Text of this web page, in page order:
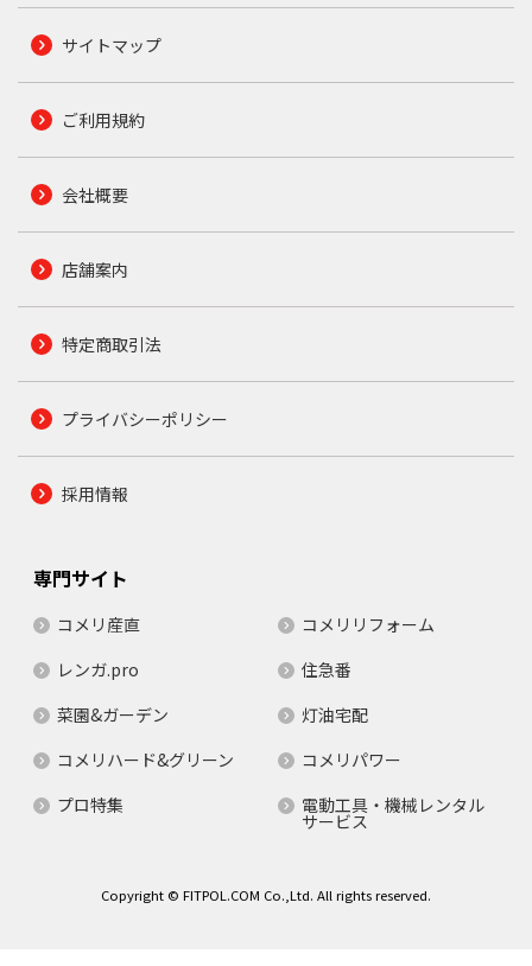
サイトマップ
ご利用規約
会社概要
店舗案内
特定商取引法
プライバシーポリシー
採用情報
専門サイト
コメリ産直
コメリリフォーム
レンガ.pro
住急番
菜園&ガーデン
灯油宅配
コメリハード&グリーン
コメリパワー
プロ特集
電動工具・機械レンタル
サービス
Copyright © FITPOL.COM Co.,Ltd. All rights reserved.